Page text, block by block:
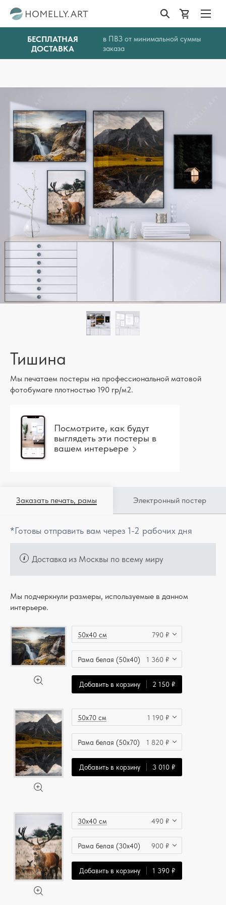
БЕСПЛАТНАЯ
ДОСТАВКА
в ПВЗ от минимальной суммы
заказа
Тишина
Мы печатаем постеры на профессиональной матовой
фотобумаге плотностью 190 гр/м2.
Посмотрите, как будут
выглядеть эти постеры в
вашем интерьере
Заказать печать, рамы Электронный постер
*Готовы отправить вам через 1-2 рабочих дня
Доставка из Москвы по всему миру
Мы подчеркнули размеры, используемые в данном
интерьере.
50x40 см 790 ₽
Рама белая (50x40) 1 360 ₽
Добавить в корзину 2 150 ₽
50x70 см 1 190 ₽
Рама белая (50x70) 1 820 ₽
Добавить в корзину 3 010 ₽
30x40 см 490 ₽
Рама белая (30x40) 900 ₽
Добавить в корзину 1 390 ₽